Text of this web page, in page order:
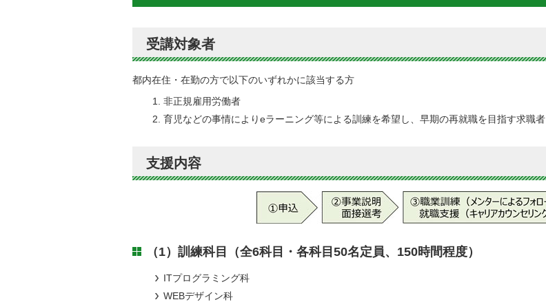
受講対象者
都内在住・在勤の方で以下のいずれかに該当する方
非正規雇用労働者
育児などの事情によりeラーニング等による訓練を希望し、早期の再就職を目指す求職者
支援内容
（1）訓練科目（全6科目・各科目50名定員、150時間程度）
ITプログラミング科
WEBデザイン科